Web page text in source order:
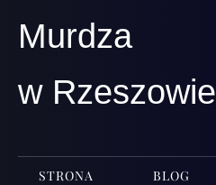
Murdza
w Rzeszowie
STRONA
BLOG